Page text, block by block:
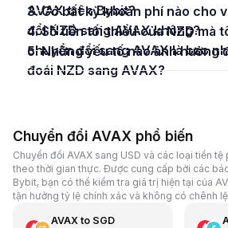
AVAX trên Bybit?
3. Có bất kỳ khoản phí nào cho việc chuyển
đổi NZD sang AVAX không?
4. Số tiền tối thiểu của NZD mà tôi có thể
chuyển đổi sang AVAX là bao
5. Những yếu tố nào ảnh hưởng đến tỷ giá hối
đoái NZD sang AVAX?
Chuyển đổi AVAX phổ biến
Chuyển đổi AVAX sang USD và các loại tiền
theo thời gian thực. Được cung cấp bởi các
Bybit, bạn có thể kiểm tra giá trị hiện tại của
tận hưởng tỷ lệ chính xác và không có chênh
AVAXto SGD